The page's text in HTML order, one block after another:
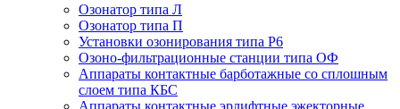
Озонатор типа Л
Озонатор типа П
Установки озонирования типа Р6
Озоно-фильтрационные станции типа ОФ
Аппараты контактные барботажные со сплошным
слоем типа КБС
Аппараты контактные эрлифтные эжекторные